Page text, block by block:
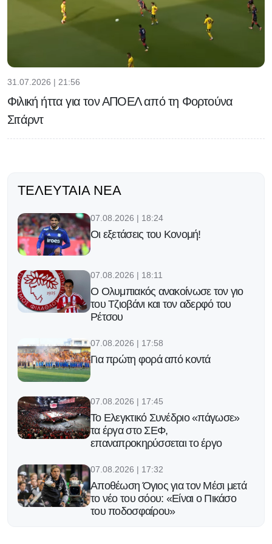
31.07.2026 | 21:56
Φιλική ήττα για τον ΑΠΟΕΛ από τη Φορτούνα
Σιτάρντ
ΤΕΛΕΥΤΑΊΑ ΝΈΑ
07.08.2026 | 18:24
Οι εξετάσεις του Κονομή!
07.08.2026 | 18:11
Ο Ολυμπιακός ανακοίνωσε τον γιο
του Τζιοβάνι και τον αδερφό του
Ρέτσου
07.08.2026 | 17:58
Για πρώτη φορά από κοντά
07.08.2026 | 17:45
Το Ελεγκτικό Συνέδριο «πάγωσε»
τα έργα στο ΣΕΦ,
επαναπροκηρύσσεται το έργο
07.08.2026 | 17:32
Αποθέωση Όγιος για τον Μέσι μετά
το νέο του σόου: «Είναι ο Πικάσο
του ποδοσφαίρου»